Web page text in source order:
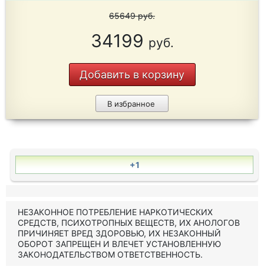
65649руб.
34199 руб.
Добавить в корзину
В избранное
+1
НЕЗАКОННОЕ ПОТРЕБЛЕНИЕ НАРКОТИЧЕСКИХ
СРЕДСТВ, ПСИХОТРОПНЫХ ВЕЩЕСТВ, ИХ АНОЛОГОВ
ПРИЧИНЯЕТ ВРЕД ЗДОРОВЬЮ, ИХ НЕЗАКОННЫЙ
ОБОРОТ ЗАПРЕЩЕН И ВЛЕЧЕТ УСТАНОВЛЕННУЮ
ЗАКОНОДАТЕЛЬСТВОМ ОТВЕТСТВЕННОСТЬ.